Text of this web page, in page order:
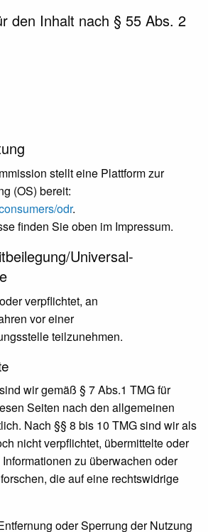
den Inhalt nach § 55 Abs. 2
stellt eine Plattform zur
(OS) bereit:
odr.
finden Sie oben im Impressum.
Universal­
verpflichtet, an
vor einer
teilzunehmen.
wir gemäß § 7 Abs.1 TMG für
Seiten nach den allgemeinen
Nach §§ 8 bis 10 TMG sind wir als
nicht verpflichtet, übermittelte oder
zu überwachen oder
die auf eine rechtswidrige
oder Sperrung der Nutzung